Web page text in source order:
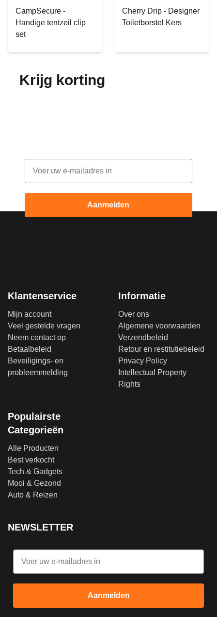
CampSecure -
Handige tentzeil clip
set
Cherry Drip - Designer
Toiletborstel Kers
Krijg korting
Email
Aanmelden
Klantenservice
Mijn account
Veel gestelde vragen
Neem contact op
Betaalbeleid
Beveiligings- en
probleemmelding
Informatie
Over ons
Algemene voorwaarden
Verzendbeleid
Retour en restitutiebeleid
Privacy Policy
Intellectual Property
Rights
Populairste
Categorieën
Alle Producten
Best verkocht
Tech & Gadgets
Mooi & Gezond
Auto & Reizen
NEWSLETTER
Email
Aanmelden